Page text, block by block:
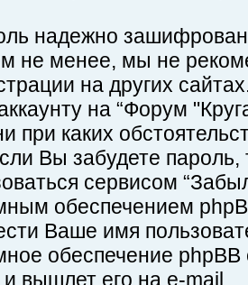
надежно
не менее, мы не
на других
на “Форум
при каких
Вы забудете пароль,
сервисом
обеспечением
Ваше имя
обеспечение
и вышлет его на e-mail.